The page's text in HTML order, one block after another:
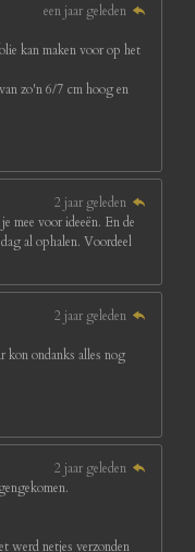
een jaar geleden
kan maken voor op het
zo'n 6/7 cm hoog en
2 jaar geleden
mee voor ideeën. En de
al ophalen. Voordeel
2 jaar geleden
kon ondanks alles nog
2 jaar geleden
werd netjes verzonden